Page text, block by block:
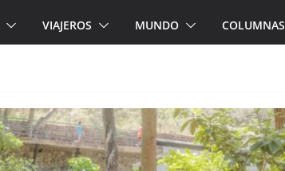
VIAJEROS MUNDO COLUMNAS